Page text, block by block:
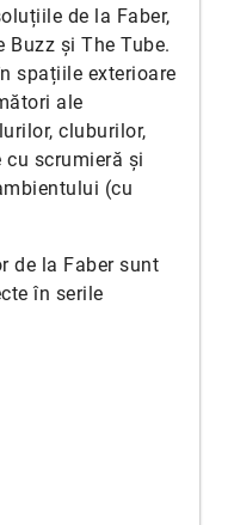
de la Faber,
Buzz și The Tube.
spațiile exterioare
ale
cluburilor,
scrumieră și
(cu
de la Faber sunt
în serile